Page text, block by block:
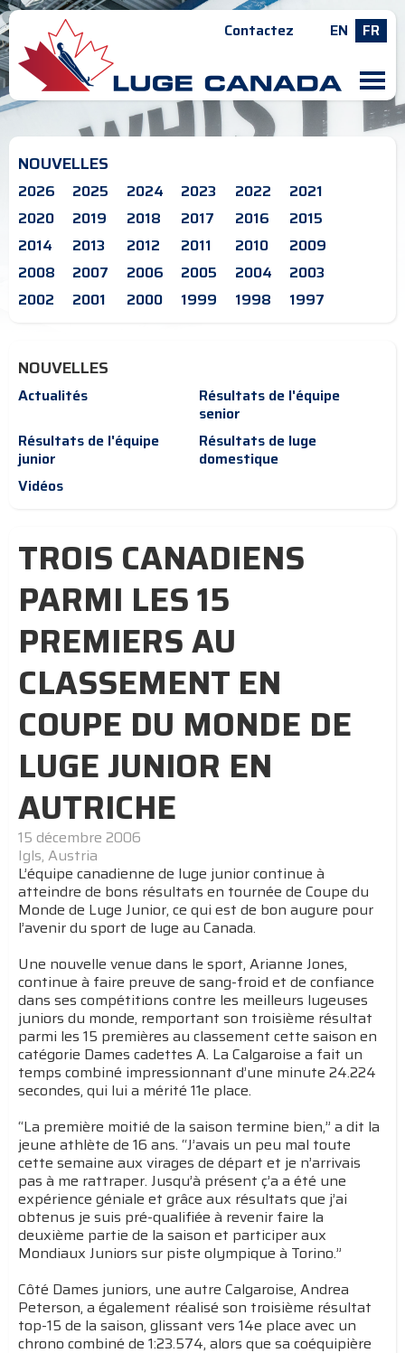
Contactez EN FR
M
NOUVELLES
2026 2025 2024 2023 2022
2021
2020
2019 2018 2017 2016
2015
2014
2013 2012 2011 2010
2009
2008
2007 2006 2005 2004
2003
2002
2001 2000 1999 1998 1997
NOUVELLES
Actualités
Résultats de l'équipe
senior
Résultats de l'équipe
junior
Résultats de luge
domestique
Vidéos
TROIS CANADIENS
PARMI LES 15
PREMIERS AU
CLASSEMENT EN
COUPE DU MONDE DE
LUGE JUNIOR EN
AUTRICHE
15 décembre 2006
Igls, Austria
L’équipe canadienne de luge junior continue à
atteindre de bons résultats en tournée de Coupe du
Monde de Luge Junior, ce qui est de bon augure pour
l’avenir du sport de luge au Canada.
Une nouvelle venue dans le sport, Arianne Jones,
continue à faire preuve de sang-froid et de confiance
dans ses compétitions contre les meilleurs lugeuses
juniors du monde, remportant son troisième résultat
parmi les 15 premières au classement cette saison en
catégorie Dames cadettes A. La Calgaroise a fait un
temps combiné impressionnant d’une minute 24.224
secondes, qui lui a mérité 11e place.
“La première moitié de la saison termine bien,” a dit la
jeune athlète de 16 ans. “J’avais un peu mal toute
cette semaine aux virages de départ et je n’arrivais
pas à me rattraper. Jusqu’à présent ç’a a été une
expérience géniale et grâce aux résultats que j’ai
obtenus je suis pré-qualifiée à revenir faire la
deuxième partie de la saison et participer aux
Mondiaux Juniors sur piste olympique à Torino.”
Côté Dames juniors, une autre Calgaroise, Andrea
Peterson, a également réalisé son troisième résultat
top-15 de la saison, glissant vers 14e place avec un
chrono combiné de 1:23.574, alors que sa coéquipière